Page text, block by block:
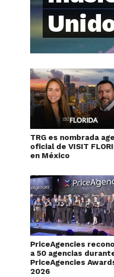
TRG es nombrada
oficial de VISIT
en México
PriceAgencies
a 50 agencias
PriceAgencies
2026